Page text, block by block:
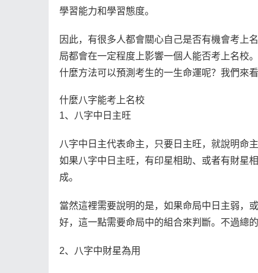
學習能力和學習態度。
因此，有很多人都會關心自己是否有機會考上
局都會在一定程度上影響一個人能否考上名校
什麼方法可以預測考生的一生命運呢？我們來
什麼八字能考上名校
1、八字中日主旺
八字中日主代表命主，只要日主旺，就說明命
如果八字中日主旺，有印星相助、或者有財星
成。
當然這裡需要說明的是，如果命局中日主弱，
好，這一點需要命局中的組合來判斷。不過總
2、八字中財星為用